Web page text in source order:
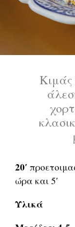
Κιμάς
20′
ώρα και 5′
Υλικά